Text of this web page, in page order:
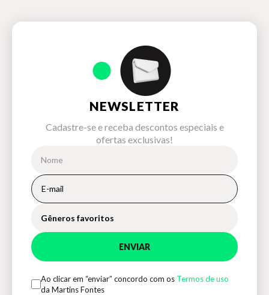
NEWSLETTER
Cadastre-se e receba descontos especiais e
ofertas exclusivas!
Gêneros favoritos
ENVIAR
Ao clicar em “enviar” concordo com os Termos de uso
da Martins Fontes